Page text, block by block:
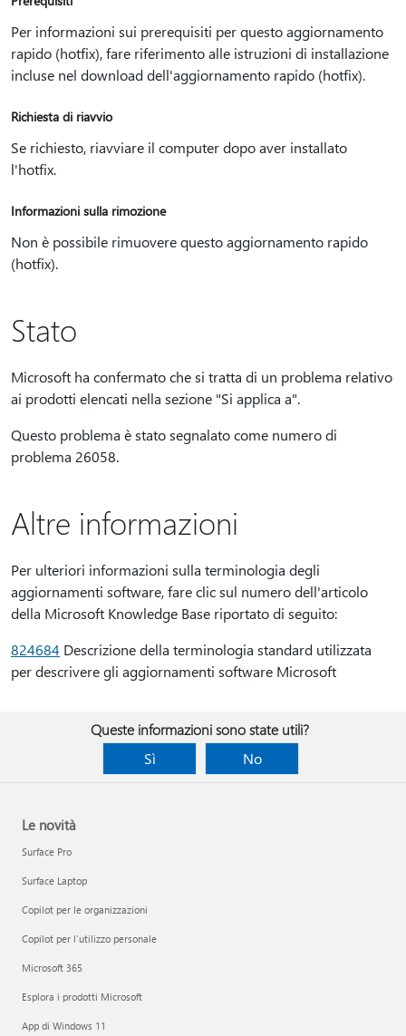
Per informazioni sui prerequisiti per questo aggiornamento
rapido (hotfix), fare riferimento alle istruzioni di installazione
incluse nel download dell'aggiornamento rapido (hotfix).
Richiesta di riavvio
Se richiesto, riavviare il computer dopo aver installato
l'hotfix.
Informazioni sulla rimozione
Non è possibile rimuovere questo aggiornamento rapido
(hotfix).
Stato
Microsoft ha confermato che si tratta di un problema relativo
ai prodotti elencati nella sezione "Si applica a".
Questo problema è stato segnalato come numero di
problema 26058.
Altre informazioni
Per ulteriori informazioni sulla terminologia degli
aggiornamenti software, fare clic sul numero dell'articolo
della Microsoft Knowledge Base riportato di seguito:
824684 Descrizione della terminologia standard utilizzata
per descrivere gli aggiornamenti software Microsoft
Queste informazioni sono state utili?
Sì
No
Le novità
Surface Pro
Surface Laptop
Copilot per le organizzazioni
Copilot per l'utilizzo personale
Microsoft 365
Esplora i prodotti Microsoft
App di Windows 11